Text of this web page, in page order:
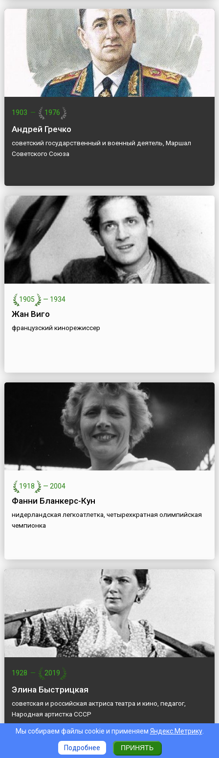
1903 — 1976
Андрей Гречко
советский государственный и военный деятель, Маршал
Советского Союза
1905 — 1934
Жан Виго
французский кинорежиссер
1918 — 2004
Фанни Бланкерс-Кун
нидерландская легкоатлетка, четырехкратная олимпийская
чемпионка
1928 — 2019
Элина Быстрицкая
советская и российская актриса театра и кино, педагог,
Народная артистка СССР
Мы собираем файлы cookie и применяем Яндекс.Метрику.
Подробнее ПРИНЯТЬ